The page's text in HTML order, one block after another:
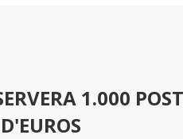
1.000